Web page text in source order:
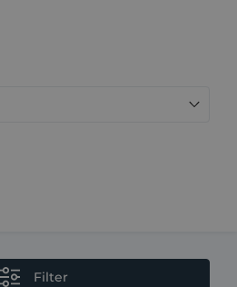
Filter